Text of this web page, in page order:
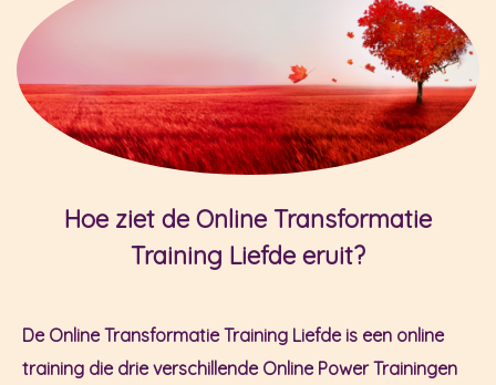
Hoe ziet de Online Transformatie
Training Liefde eruit?
De Online Transformatie Training Liefde is een online
training die drie verschillende Online Power Trainingen